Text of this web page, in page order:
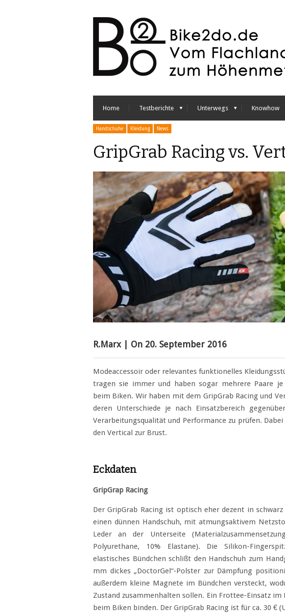
Home Testberichte Unterwegs Knowhow
Handschuhe Kleidung News
GripGrab Racing vs.
R.Marx| On 20. September 2016
Modeaccessoir oder relevantes funktionelles
tragen sie immer und haben sogar mehrere Paare je
beim Biken. Wir haben mit dem GripGrab Racing und
deren Unterschiede je nach Einsatzbereich
Verarbeitungsqualität und Performance zu prüfen.
den Vertical zur Brust.
Eckdaten
GripGrap Racing
Der GripGrab Racing ist optisch eher dezent in
einen dünnen Handschuh, mit atmungsaktivem
Leder an der Unterseite
Polyurethane, 10% Elastane). Die Silikon-
elastisches Bündchen schlißt den Handschuh zum
mm dickes „DoctorGel“-Polster zur Dämpfung
außerdem kleine Magnete im Bündchen versteckt,
Zustand zusammenhalten sollen. Ein Frottee-Einsatz
beim Biken binden. Der GripGrab Racing ist für ca. 30 €